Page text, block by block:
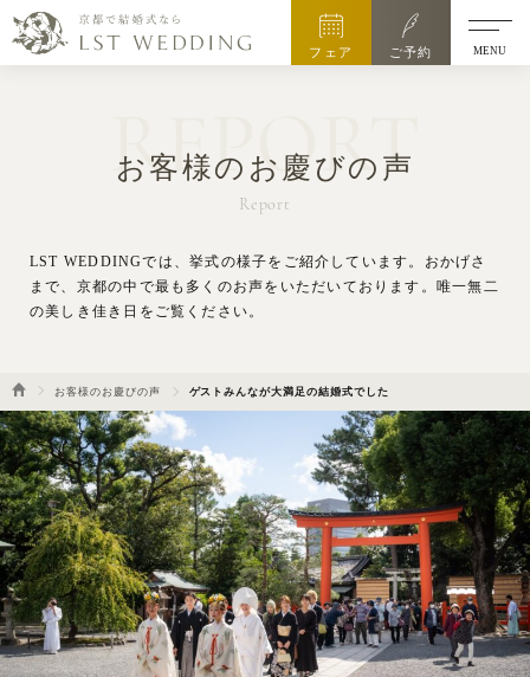
フェア ご予約 MENU
お客様のお慶びの声
Report
REPORT
LST WEDDINGでは、挙式の様子をご紹介しています。
おかげさ
まで、京都の中で最も多くのお声をいただいております。唯一無二
の美しき佳き日をご覧ください。
お客様のお慶びの声 ゲストみんなが大満足の結婚式でした